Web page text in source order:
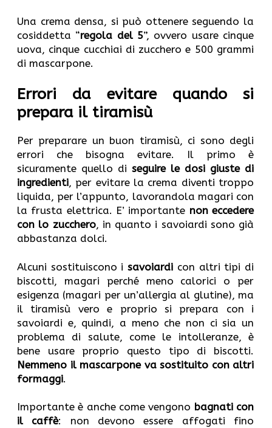
Una crema densa, si può ottenere seguendo la
cosiddetta “regola del 5”, ovvero usare cinque
uova, cinque cucchiai di zucchero e 500 grammi
di mascarpone.
Errori da evitare quando si
prepara il tiramisù
Per preparare un buon tiramisù, ci sono degli
errori che bisogna evitare. Il primo è
sicuramente quello di seguire le dosi giuste di
ingredienti, per evitare la crema diventi troppo
liquida, per l’appunto, lavorandola magari con
la frusta elettrica. E’ importante non eccedere
con lo zucchero, in quanto i savoiardi sono già
abbastanza dolci.
Alcuni sostituiscono isavoiardi con altri tipi di
biscotti, magari perché meno calorici o per
esigenza (magari per un’allergia al glutine), ma
il tiramisù vero e proprio si prepara con i
savoiardi e, quindi, a meno che non ci sia un
problema di salute, come le intolleranze, è
bene usare proprio questo tipo di biscotti.
Nemmeno il mascarpone va sostituito con altri
formaggi.
Importante è anche come vengono bagnati con
il caffè: non devono essere affogati fino